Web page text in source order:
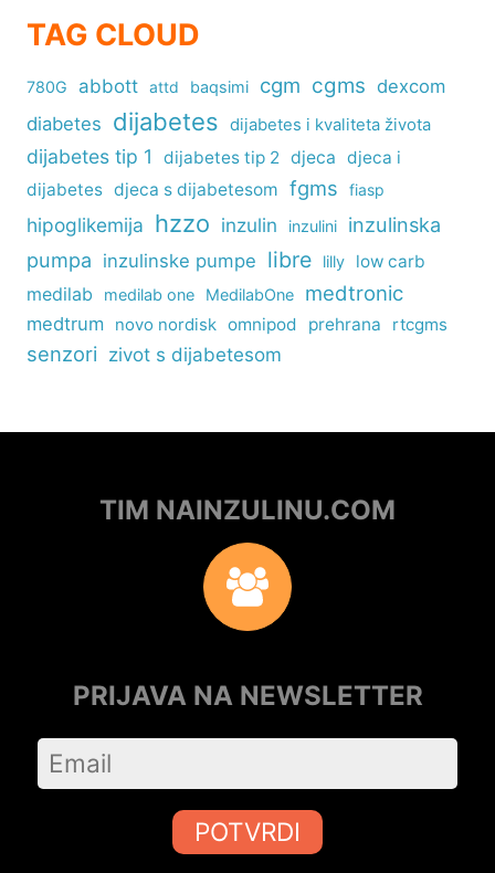
TAG CLOUD
780G abbott attd baqsimi cgm cgms dexcom
diabetes dijabetes dijabetes i kvaliteta života
dijabetes tip 1 dijabetes tip 2 djeca djeca i
dijabetes djeca s dijabetesom fgms fiasp
hipoglikemija hzzo inzulin inzulini
inzulinska
pumpa inzulinske pumpe libre lilly low carb
medilab medilab one MedilabOne medtronic
medtrum novo nordisk omnipod prehrana rtcgms
senzori zivot s dijabetesom
TIM NAINZULINU.COM
PRIJAVA NA NEWSLETTER
POTVRDI